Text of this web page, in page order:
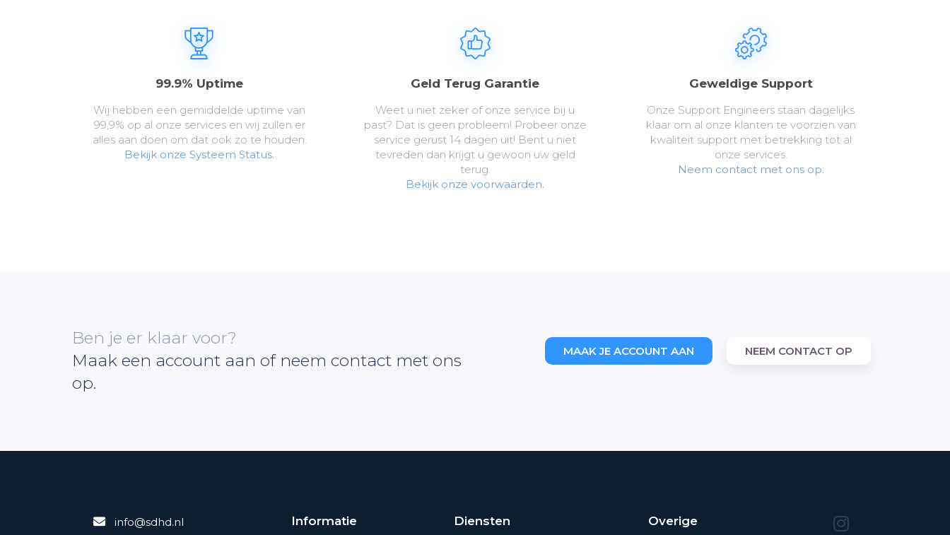
99.9% Uptime
Wij hebben een gemiddelde uptime van
99,9% op al onze services en wij zullen er
alles aan doen om dat ook zo te houden.
Bekijk onze Systeem Status.
Geld Terug Garantie
Weet u niet zeker of onze service bij u
past? Dat is geen probleem! Probeer onze
service gerust 14 dagen uit! Bent u niet
tevreden dan krijgt u gewoon uw geld
terug.
Bekijk onze voorwaarden.
Geweldige Support
Onze Support Engineers staan dagelijks
klaar om al onze klanten te voorzien van
kwaliteit support met betrekking tot al
onze services.
Neem contact met ons op.
Ben je er klaar voor?
Maak een account aan of neem contact met ons
op.
MAAK JE ACCOUNT AAN NEEM CONTACT OP
info@sdhd.nl Informatie Diensten Overige